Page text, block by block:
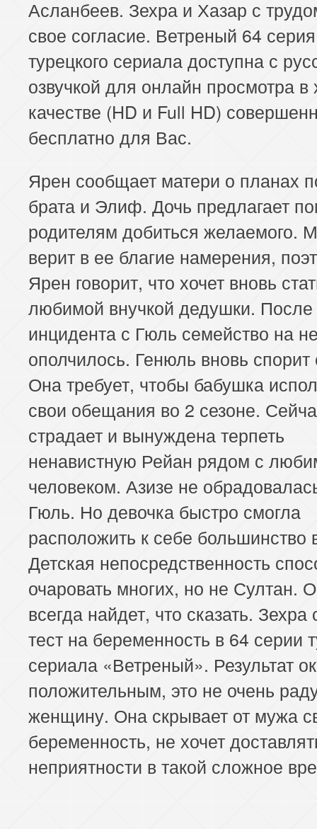
Асланбеев. Зехра и Хазар с
свое согласие. Ветреный 64 серия
турецкого сериала доступна с
озвучкой для онлайн просмотра
качестве (HD и Full HD)
бесплатно для Вас.
Ярен сообщает матери о планах
брата и Элиф. Дочь предлагает
родителям добиться желаемого.
верит в ее благие намерения,
Ярен говорит, что хочет вновь
любимой внучкой дедушки. После
инцидента с Гюль семейство на
ополчилось. Генюль вновь спорит
Она требует, чтобы бабушка
свои обещания во 2 сезоне.
страдает и вынуждена терпеть
ненавистную Рейан рядом с
человеком. Азизе не
Гюль. Но девочка быстро смогла
расположить к себе большинство
Детская непосредственность
очаровать многих, но не Султан.
всегда найдет, что сказать.
тест на беременность в 64 серии
сериала «Ветреный». Результат
положительным, это не очень
женщину. Она скрывает от мужа
беременность, не хочет
неприятности в такой сложное